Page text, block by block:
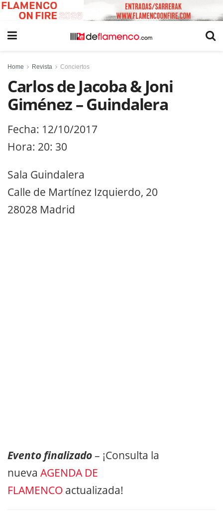
Home Revista Conciertos
Carlos de Jacoba & Joni
Giménez – Guindalera
Fecha: 12/10/2017
Hora: 20: 30
Sala Guindalera
Calle de Martínez Izquierdo, 20
28028 Madrid
Evento finalizado– ¡Consulta la
nueva AGENDA DE
FLAMENCO actualizada!